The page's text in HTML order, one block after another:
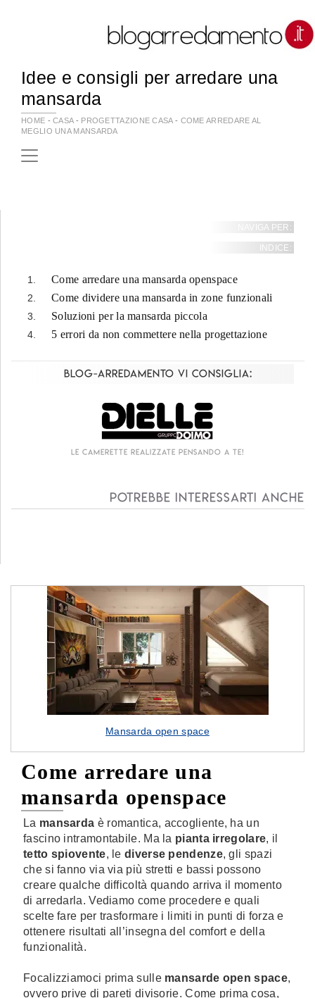
Idee e consigli per arredare una
mansarda
HOME -CASA- PROGETTAZIONE CASA - COME ARREDARE AL
MEGLIO UNA MANSARDA
Mansarda open space
Come arredare una
mansarda openspace
La mansarda è romantica, accogliente, ha un
fascino intramontabile. Ma la pianta irregolare, il
tetto spiovente, le diverse pendenze, gli spazi
che si fanno via via più stretti e bassi possono
creare qualche difficoltà quando arriva il momento
di arredarla. Vediamo come procedere e quali
scelte fare per trasformare i limiti in punti di forza e
ottenere risultati all’insegna del comfort e della
funzionalità.
Focalizziamoci prima sulle mansarde open space,
ovvero prive di pareti divisorie. Come prima cosa,
NAVIGA PER:
INDICE:
Come arredare una mansarda openspace
Come dividere una mansarda in zone funzionali
Soluzioni per la mansarda piccola
5 errori da non commettere nella progettazione
Blog-Arredamento vi consiglia:
Le camerette realizzate pensando a te!
Potrebbe interessarti anche